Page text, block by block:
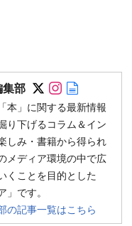
集部 Follow on
Follow on
本」に関する最新情報
り下げるコラム＆イン
しみ・書籍から得られ
メディア環境の中で広
くことを目的とした
」です。
の記事一覧はこちら